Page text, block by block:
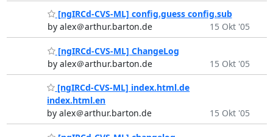
[ngIRCd-CVS-ML] config.guess config.sub
by alex＠arthur.barton.de
15 Okt '05
[ngIRCd-CVS-ML] ChangeLog
by alex＠arthur.barton.de
15 Okt '05
[ngIRCd-CVS-ML] index.html.de
index.html.en
by alex＠arthur.barton.de
15 Okt '05